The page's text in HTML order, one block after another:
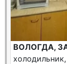
ВОЛОГДА,